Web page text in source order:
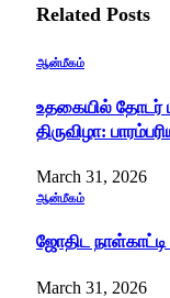
Related Posts
ஆன்மீகம்
உதகையில் தோடர்
திருவிழா:
March 31, 2026
ஆன்மீகம்
ஜோதிட நாள்காட்டி
March 31, 2026